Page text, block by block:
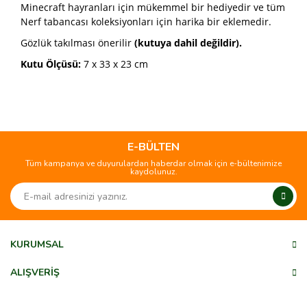
Minecraft hayranları için mükemmel bir hediyedir ve tüm
Nerf tabancası koleksiyonları için harika bir eklemedir.
Gözlük takılması önerilir (kutuya dahil değildir).
Kutu Ölçüsü: 7 x 33 x 23 cm
Yorum Yaz
kullanarak tarafımıza iletebilirsiniz.
Görüş ve önerileriniz için teşekkür ederiz.
Ürün açıklamasında eksik bilgiler bulunuyor.
Ürün bilgilerinde hatalar bulunuyor.
E-BÜLTEN
Tüm kampanya ve duyurulardan haberdar olmak için e-bültenimize
kaydolunuz.
KURUMSAL
ALIŞVERİŞ